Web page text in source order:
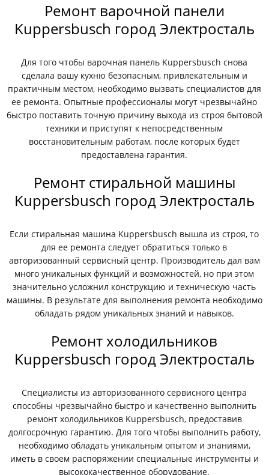
Ремонт варочной панели
Kuppersbusch город Электросталь
Для того чтобы варочная панель Kuppersbusch снова
сделала вашу кухню безопасным, привлекательным и
практичным местом, необходимо вызвать специалистов для
ее ремонта. Опытные профессионалы могут чрезвычайно
быстро поставить точную причину выхода из строя бытовой
техники и приступят к непосредственным
восстановительным работам, после которых будет
предоставлена гарантия.
Ремонт стиральной машины
Kuppersbusch город Электросталь
Если стиральная машина Kuppersbusch вышла из строя, то
для ее ремонта следует обратиться только в
авторизованный сервисный центр. Производитель дал вам
много уникальных функций и возможностей, но при этом
значительно усложнил конструкцию и техническую часть
машины. В результате для выполнения ремонта необходимо
обладать рядом уникальных знаний и навыков.
Ремонт холодильников
Kuppersbusch город Электросталь
Специалисты из авторизованного сервисного центра
способны чрезвычайно быстро и качественно выполнить
ремонт холодильников Kuppersbusch, предоставив
долгосрочную гарантию. Для того чтобы выполнить работу,
необходимо обладать уникальным опытом и знаниями,
иметь в своем распоряжении специальные инструменты и
высококачественное оборудование.